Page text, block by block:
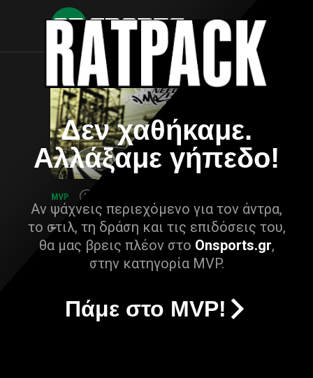
Δεν χαθήκαμε.
Αλλάξαμε γήπεδο!
Αν ψάχνεις περιεχόμενο για τον άντρα,
το στιλ, τη δράση και τις επιδόσεις του,
θα μας βρεις πλέον στο Onsports.gr,
στην κατηγορία MVP.
Πάμε στο MVP!